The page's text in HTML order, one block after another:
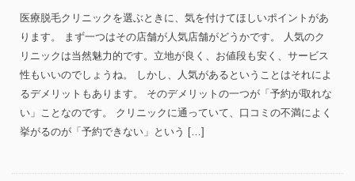
医療脱毛クリニックを選ぶときに、気を付けてほしいポイントがあ
ります。 まず一つはその店舗が人気店舗がどうかです。 人気のク
リニックは当然魅力的です。立地が良く、お値段も安く、サービス
性もいいのでしょうね。 しかし、人気があるということはそれによ
るデメリットもあります。 そのデメリットの一つが「予約が取れな
い」ことなのです。 クリニックに通っていて、口コミの不満によく
挙がるのが「予約できない」という […]